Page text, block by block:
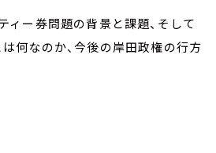
ィー券問題の背景と課題、そして
何なのか、今後の岸田政権の行方